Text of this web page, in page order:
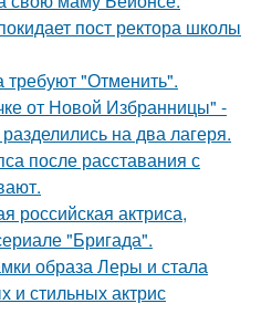
пост ректора школы
требуют "Отменить".
от Новой Избранницы" -
на два лагеря.
после расставания с
российская актриса,
"Бригада".
образа Леры и стала
и стильных актрис